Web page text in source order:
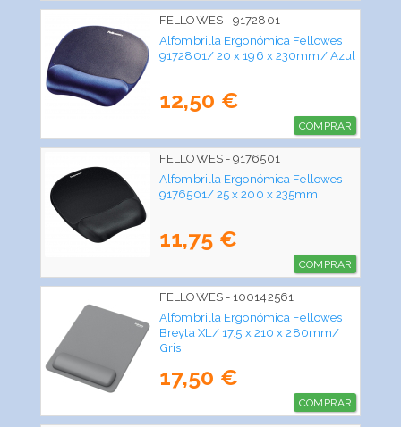
FELLOWES - 9172801
Alfombrilla Ergonómica Fellowes
9172801/ 20 x 196 x 230mm/ Azul
12,50 €
COMPRAR
FELLOWES - 9176501
Alfombrilla Ergonómica Fellowes
9176501/ 25 x 200 x 235mm
11,75 €
COMPRAR
FELLOWES - 100142561
Alfombrilla Ergonómica Fellowes
Breyta XL/ 17.5 x 210 x 280mm/
Gris
17,50 €
COMPRAR